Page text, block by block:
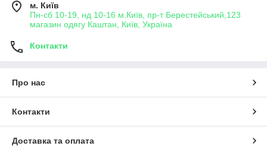
м. Київ
Пн-сб 10-19, нд 10-16 м.Київ, пр-т Берестейський,123
магазин одягу Каштан, Київ, Україна
Контакти
Про нас
Контакти
Доставка та оплата